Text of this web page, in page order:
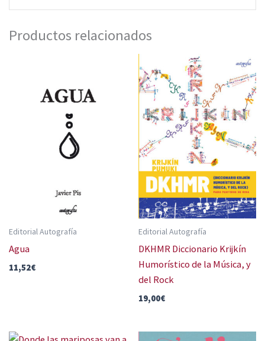
Productos relacionados
Editorial Autografía
Agua
11,52€
Editorial Autografía
DKHMR Diccionario Krijkín
Humorístico de la Música, y
del Rock
19,00€